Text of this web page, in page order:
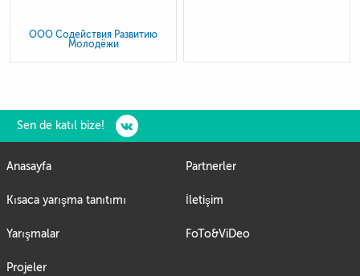
ООО Содействия Развитию
Молодёжи
Sen de katıl bize!
Anasayfa
Kısaca yarışma tanıtımı
Yarışmalar
Projeler
Partnerler
İletişim
FoTo&ViDeo